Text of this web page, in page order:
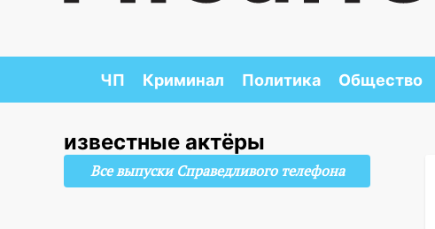
ЧП Криминал Политика Общество
известные актёры
Все выпуски Справедливого телефона